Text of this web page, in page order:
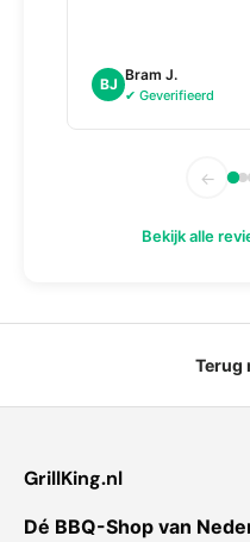
BJ
Bram J.
✔ Geverifieerd
←
Bekijk alle
Terug
GrillKing.nl
Dé BBQ-Shop van